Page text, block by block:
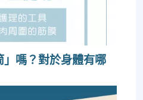
」嗎？對於身體有哪